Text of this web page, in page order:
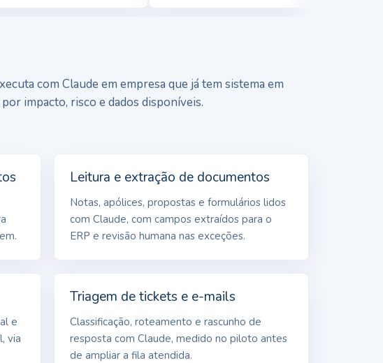
com Claude em empresa que já tem sistema em
impacto, risco e dados disponíveis.
Leitura e extração de documentos
Notas, apólices, propostas e formulários lidos
com Claude, com campos extraídos para o
ERP e revisão humana nas exceções.
e
via
Triagem de tickets e e-mails
Classificação, roteamento e rascunho de
resposta com Claude, medido no piloto antes
de ampliar a fila atendida.